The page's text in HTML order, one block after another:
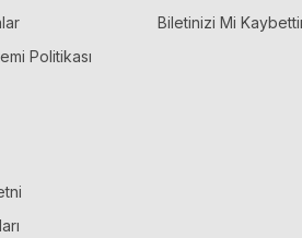
Politikası
Biletinizi Mi